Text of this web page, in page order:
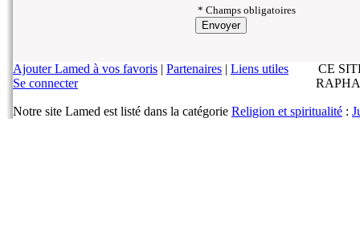
* Champs obligatoires
Ajouter Lamed à vos favoris | Partenaires | Liens utiles
Se connecter
CE
Notre site Lamed est listé dans la catégorie Religion et spiritualité :